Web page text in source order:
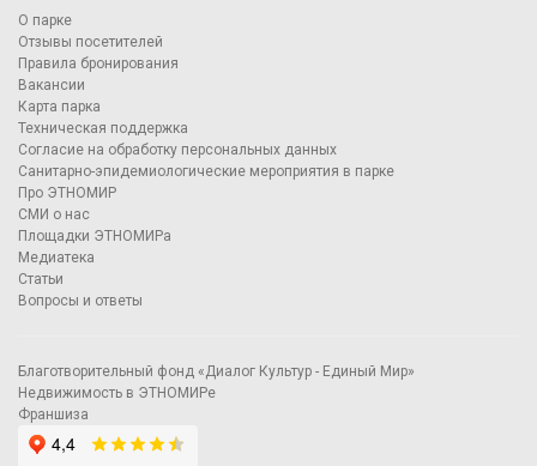
О парке
Отзывы посетителей
Правила бронирования
Вакансии
Карта парка
Техническая поддержка
Согласие на обработку персональных данных
Санитарно-эпидемиологические мероприятия в парке
Про ЭТНОМИР
СМИ о нас
Площадки ЭТНОМИРа
Медиатека
Статьи
Вопросы и ответы
Благотворительный фонд «Диалог Культур - Единый Мир»
Недвижимость в ЭТНОМИРе
Франшиза